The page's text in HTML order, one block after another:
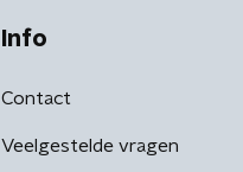
Info
Contact
Veelgestelde vragen